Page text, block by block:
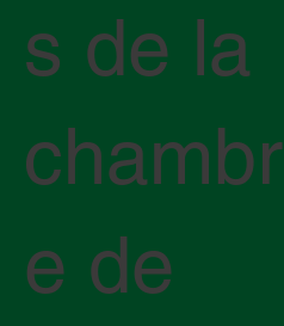
s de la
chambr
e de